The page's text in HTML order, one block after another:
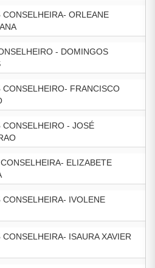
CONSELHEIRA- ORLEANE
- DOMINGOS
CONSELHEIRO- FRANCISCO
CONSELHEIRO - JOSÉ
ELIZABETE
CONSELHEIRA- IVOLENE
ISAURA XAVIER